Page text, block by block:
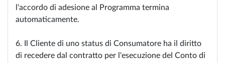
l'accordo di adesione al Programma termina
automaticamente.
6. Il Cliente di uno status di Consumatore ha il diritto
di recedere dal contratto per l'esecuzione del Conto di